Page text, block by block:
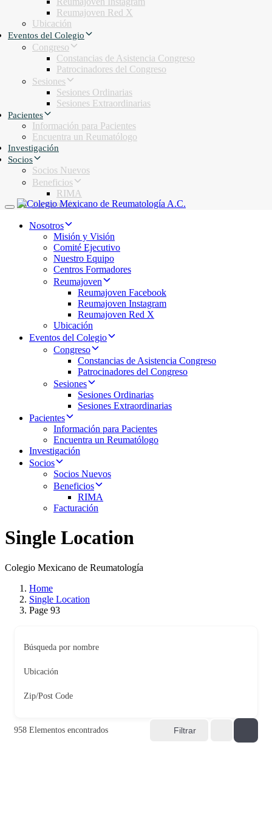
Reumajoven Red X
Ubicación
Eventos del Colegio
Congreso
Constancias de Asistencia Congreso
Patrocinadores del Congreso
Sesiones
Sesiones Ordinarias
Sesiones Extraordinarias
Pacientes
Información para Pacientes
Encuentra un Reumatólogo
Investigación
Socios
Socios Nuevos
Beneficios
RIMA
Facturación
Toggle navigation
Nosotros
Misión y Visión
Comité Ejecutivo
Nuestro Equipo
Centros Formadores
Reumajoven
Reumajoven Facebook
Reumajoven Instagram
Reumajoven Red X
Ubicación
Eventos del Colegio
Congreso
Constancias de Asistencia Congreso
Patrocinadores del Congreso
Sesiones
Sesiones Ordinarias
Sesiones Extraordinarias
Pacientes
Información para Pacientes
Encuentra un Reumatólogo
Investigación
Socios
Socios Nuevos
Beneficios
RIMA
Facturación
Single Location
Colegio Mexicano de Reumatología
Home
Single Location
Page 93
Búsqueda por nombre
Ubicación
Zip/Post Code
958 Elementos encontrados Filtrar